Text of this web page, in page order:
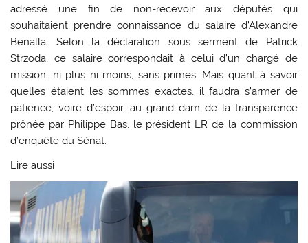
adressé une fin de non-recevoir aux députés qui
souhaitaient prendre connaissance du salaire d’Alexandre
Benalla. Selon la déclaration sous serment de Patrick
Strzoda, ce salaire correspondait à celui d’un chargé de
mission, ni plus ni moins, sans primes. Mais quant à savoir
quelles étaient les sommes exactes, il faudra s’armer de
patience, voire d’espoir, au grand dam de la transparence
prônée par Philippe Bas, le président LR de la commission
d’enquête du Sénat.
Lire aussi